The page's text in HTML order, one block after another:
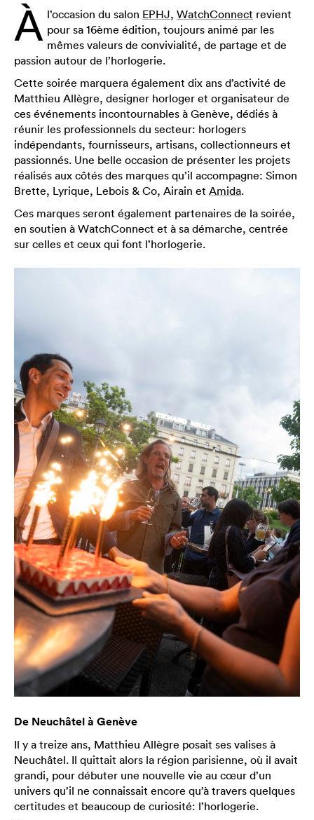
À l’occasion du salon EPHJ, WatchConnect revient
pour sa 16ème édition, toujours animé par les
mêmes valeurs de convivialité, de partage et de
passion autour de l’horlogerie.
Cette soirée marquera également dix ans d’activité de
Matthieu Allègre, designer horloger et organisateur de
ces événements incontournables à Genève, dédiés à
réunir les professionnels du secteur: horlogers
indépendants, fournisseurs, artisans, collectionneurs et
passionnés. Une belle occasion de présenter les projets
réalisés aux côtés des marques qu’il accompagne: Simon
Brette, Lyrique, Lebois & Co, Airain et Amida.
Ces marques seront également partenaires de la soirée,
en soutien à WatchConnect et à sa démarche, centrée
sur celles et ceux qui font l’horlogerie.
De Neuchâtel à Genève
Il y a treize ans, Matthieu Allègre posait ses valises à
Neuchâtel. Il quittait alors la région parisienne, où il avait
grandi, pour débuter une nouvelle vie au cœur d’un
univers qu’il ne connaissait encore qu’à travers quelques
certitudes et beaucoup de curiosité: l’horlogerie.